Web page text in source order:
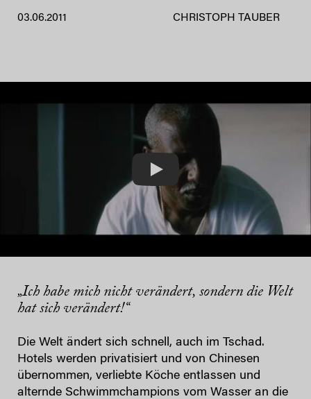
03.06.2011 CHRISTOPH TAUBER
„Ich habe mich nicht verändert, sondern die Welt
hat sich verändert!“
Die Welt ändert sich schnell, auch im Tschad.
Hotels werden privatisiert und von Chinesen
übernommen, verliebte Köche entlassen und
alternde Schwimmchampions vom Wasser an die